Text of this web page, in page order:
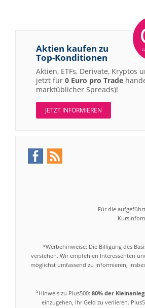
Aktien kaufen zu
Top-Konditionen
Aktien, ETFs, Derivate, Kryptos
jetzt für 0 Euro pro Trade
marktüblicher Spreads)!
JETZT INFORMIEREN
Für die
*Werbehinweise: Die Billigung des
verstehen. Wir empfehlen Interessenten
möglichst umfassend zu informieren,
5Hinweis zu Plus500: 80% der
einzugehen, Ihr Geld zu verlieren.